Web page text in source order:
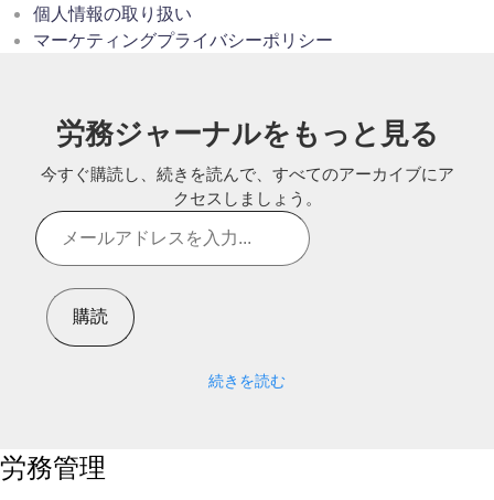
個人情報の取り扱い
マーケティングプライバシーポリシー
労務ジャーナルをもっと見る
今すぐ購読し、続きを読んで、すべてのアーカイブにア
クセスしましょう。
メ
ー
ア
ド
力...
購読
続きを読む
労務管理